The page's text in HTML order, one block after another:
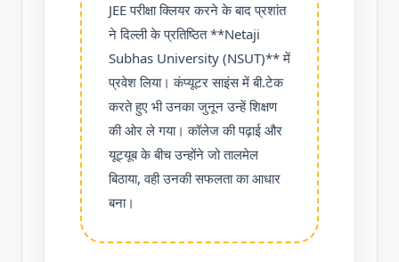
JEE परीक्षा क्लियर करने के बाद प्रशांत
ने दिल्ली के प्रतिष्ठित **Netaji
Subhas University (NSUT)** में
प्रवेश लिया। कंप्यूटर साइंस में बी.टेक
करते हुए भी उनका जुनून उन्हें शिक्षण
की ओर ले गया। कॉलेज की पढ़ाई और
यूट्यूब के बीच उन्होंने जो तालमेल
बिठाया, वही उनकी सफलता का आधार
बना।